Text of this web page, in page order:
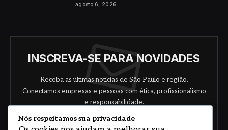
agosto 6, 2026
INSCREVA-SE PARA NOVIDADES
Receba as últimas notícias de São Paulo e região.
Conectamos empresas e pessoas com ética, profissionalismo
e responsabilidade.
Nós respeitamos sua privacidade